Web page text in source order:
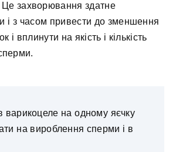
Це захворювання здатне
і з часом привести до зменшення
і вплинути на якість і кількість
варикоцеле на одному яєчку
на вироблення сперми і в